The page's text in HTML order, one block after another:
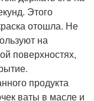
Этого
отошла. Не
на
поверхностях,
продукта
ваты в масле и